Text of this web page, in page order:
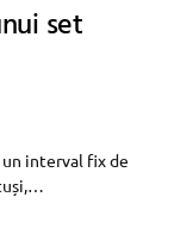
set
un interval fix de